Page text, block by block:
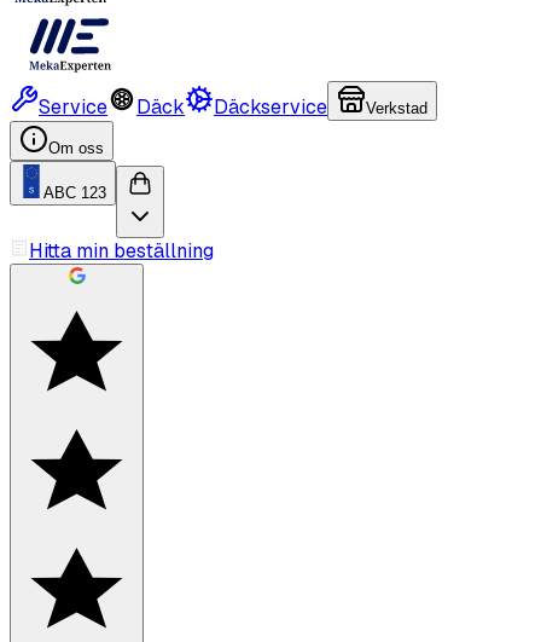
Service Däck Däckservice Verkstad
Om oss
ABC 123
Hitta min beställning